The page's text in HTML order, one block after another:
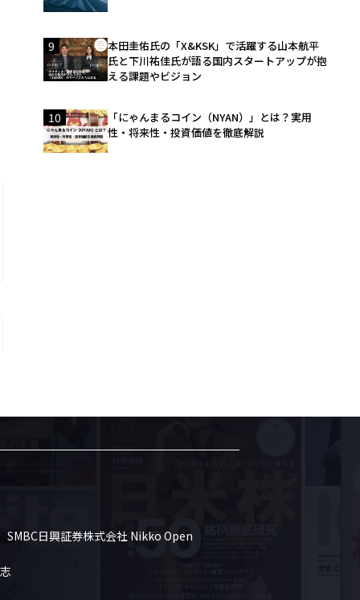
9
本田圭佑氏の「X&KSK」で活躍する山本航平
氏と下川祐佳氏が語る国内スタートアップが抱
える課題やビジョン
10
「にゃんまるコイン（NYAN）」とは？実用
性・将来性・投資価値を徹底解説
日興証券株式会社 Nikko Open